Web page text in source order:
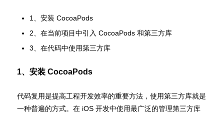
1、安装 CocoaPods
2、在当前项目中引入 CocoaPods 和第三方库
3、在代码中使用第三方库
1、安装 CocoaPods
代码复用是提高工程开发效率的重要方法，使用第三方库就是
一种普遍的方式。在 iOS 开发中使用最广泛的管理第三方库